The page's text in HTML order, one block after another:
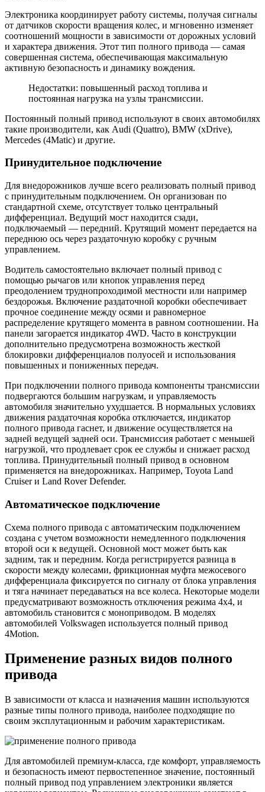
Электроника координирует работу системы, получая сигналы
от датчиков скорости вращения колес, и мгновенно изменяет
соотношений мощности в зависимости от дорожных условий
и характера движения. Этот тип полного привода — самая
совершенная система, обеспечивающая максимальную
активную безопасность и динамику вождения.
Недостатки: повышенный расход топлива и
постоянная нагрузка на узлы трансмиссии.
Постоянный полный привод используют в своих автомобилях
такие производители, как Audi (Quattro), BMW (xDrive),
Mercedes (4Matic) и другие.
Принудительное подключение
Для внедорожников лучше всего реализовать полный привод
с принудительным подключением. Он организован по
стандартной схеме, отсутствует только центральный
дифференциал. Ведущий мост находится сзади,
подключаемый — передний. Крутящий момент передается на
переднюю ось через раздаточную коробку с ручным
управлением.
Водитель самостоятельно включает полный привод с
помощью рычагов или кнопок управления перед
преодолением труднопроходимой местности или например
бездорожья. Включение раздаточной коробки обеспечивает
прочное соединение между осями и равномерное
распределение крутящего момента в равном соотношении. На
панели загорается индикатор 4WD. Часто в конструкции
дополнительно предусмотрена возможность жесткой
блокировки дифференциалов полуосей и использования
повышенных и пониженных передач.
При подключении полного привода компоненты трансмиссии
подвергаются большим нагрузкам, и управляемость
автомобиля значительно ухудшается. В нормальных условиях
движения раздаточная коробка отключается, индикатор
полного привода гаснет, и движение осуществляется на
задней ведущей задней оси. Трансмиссия работает с меньшей
нагрузкой, что продлевает срок ее службы и снижает расход
топлива. Принудительный полный привод в основном
применяется на внедорожниках. Например, Toyota Land
Cruiser и Land Rover Defender.
Автоматическое подключение
Схема полного привода с автоматическим подключением
создана с учетом возможности немедленного подключения
второй оси к ведущей. Основной мост может быть как
задним, так и передним. Когда регистрируется разница в
скорости между колесами, фрикционная муфта межосевого
дифференциала фиксируется по сигналу от блока управления
и тяга начинает передаваться на все колеса. Некоторые модели
предусматривают возможность отключения режима 4х4, и
автомобиль становится с моноприводом. В моделях
автомобилей Volkswagen используется полный привод
4Motion.
Применение разных видов полного
привода
В зависимости от класса и назначения машин используются
разные типы полного привода, наиболее подходящие по
своим эксплутационным и рабочим характеристикам.
Для автомобилей премиум-класса, где комфорт, управляемость
и безопасность имеют первостепенное значение, постоянный
полный привод под управлением электроники является